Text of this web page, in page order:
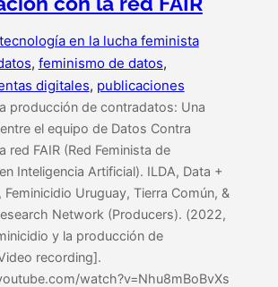
en la lucha feminista
, feminismo de datos
digitales, publicaciones
producción de contradatos: Una
el equipo de Datos Contra
red FAIR (Red Feminista de
Inteligencia Artificial). ILDA, Data +
Feminicidio Uruguay, Tierra Común, &
Network (Producers). (2022,
y la producción de
recording].
watch?v=Nhu8mBoBvXs